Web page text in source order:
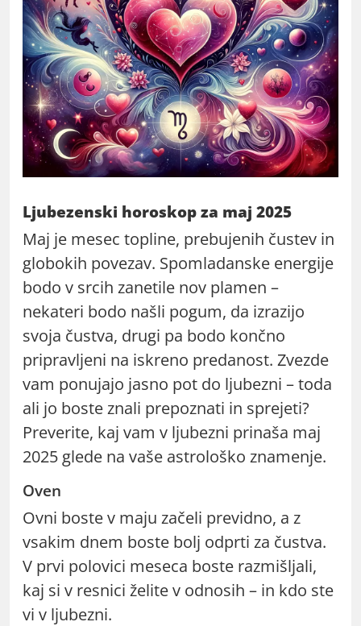
Ljubezenski horoskop za maj 2025
Maj je mesec topline, prebujenih čustev in
globokih povezav. Spomladanske energije
bodo v srcih zanetile nov plamen –
nekateri bodo našli pogum, da izrazijo
svoja čustva, drugi pa bodo končno
pripravljeni na iskreno predanost. Zvezde
vam ponujajo jasno pot do ljubezni – toda
ali jo boste znali prepoznati in sprejeti?
Preverite, kaj vam v ljubezni prinaša maj
2025 glede na vaše astrološko znamenje.
Oven
Ovni boste v maju začeli previdno, a z
vsakim dnem boste bolj odprti za čustva.
V prvi polovici meseca boste razmišljali,
kaj si v resnici želite v odnosih – in kdo ste
vi v ljubezni.